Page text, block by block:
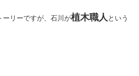
ーリーですが、石川が植木職人 という